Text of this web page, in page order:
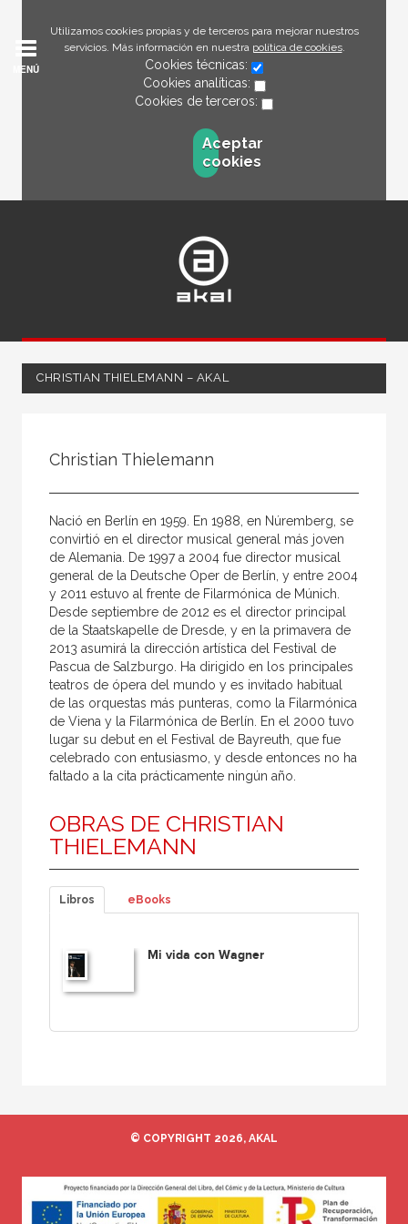
Utilizamos cookies propias y de terceros para mejorar nuestros
servicios. Más información en nuestra política de cookies.
Cookies técnicas:
Cookies analíticas:
Cookies de terceros:
Aceptar
cookies
MENÚ
CHRISTIAN THIELEMANN – AKAL
Coordinador
Editora
Escritor
Escritora
Ilustrador
Prologuista
Traductor
Traductora
Christian Thielemann
Nació en Berlín en 1959. En 1988, en Núremberg, se
convirtió en el director musical general más joven
de Alemania. De 1997 a 2004 fue director musical
general de la Deutsche Oper de Berlín, y entre 2004
y 2011 estuvo al frente de Filarmónica de Múnich.
Desde septiembre de 2012 es el director principal
de la Staatskapelle de Dresde, y en la primavera de
2013 asumirá la dirección artística del Festival de
Pascua de Salzburgo. Ha dirigido en los principales
teatros de ópera del mundo y es invitado habitual
de las orquestas más punteras, como la Filarmónica
de Viena y la Filarmónica de Berlín. En el 2000 tuvo
lugar su debut en el Festival de Bayreuth, que fue
celebrado con entusiasmo, y desde entonces no ha
faltado a la cita prácticamente ningún año.
OBRAS DE CHRISTIAN
THIELEMANN
Libros eBooks
Mi vida con Wagner
© COPYRIGHT 2026, AKAL